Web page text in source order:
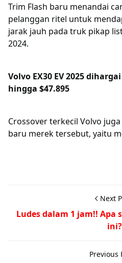
Trim Flash baru menandai
pelanggan ritel untuk
jarak jauh pada truk pikap
2024.
Volvo EX30 EV 2025
hingga $47.895
Crossover terkecil Volvo
baru merek tersebut, yaitu
Next
Ludes dalam 1 jam!!
ini?
Previous